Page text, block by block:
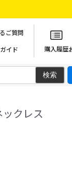
ご質問
イド
購入履歴
ックレス